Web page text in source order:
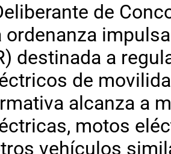
de
ordenanza
destinada a
de
alcanza a
motos
vehículos